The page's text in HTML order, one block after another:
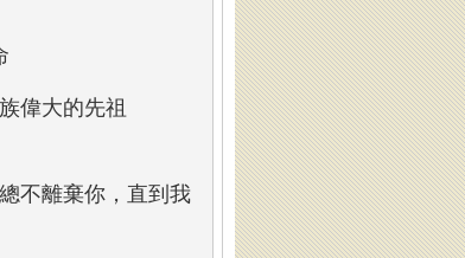
偉大的先祖
不離棄你，直到我